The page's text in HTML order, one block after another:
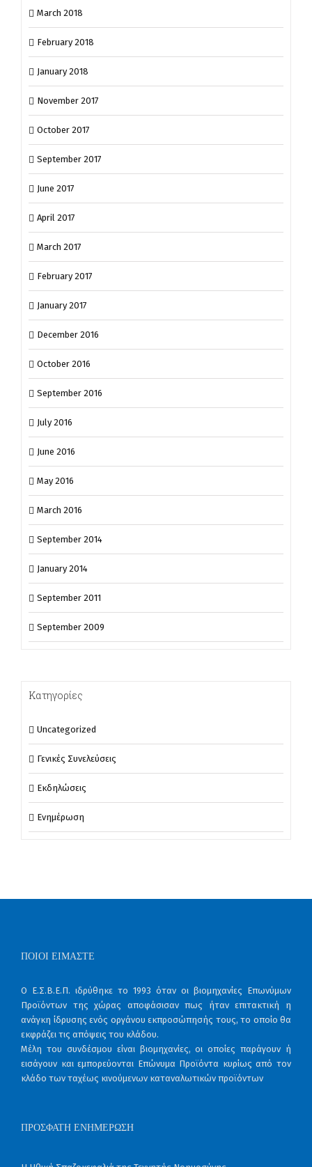
March 2018
February 2018
January 2018
November 2017
October 2017
September 2017
June 2017
April 2017
March 2017
February 2017
January 2017
December 2016
October 2016
September 2016
July 2016
June 2016
May 2016
March 2016
September 2014
January 2014
September 2011
September 2009
Κατηγορίες
Uncategorized
Γενικές Συνελεύσεις
Εκδηλώσεις
Ενημέρωση
ΠΟΙΟΙ ΕΊΜΑΣΤΕ
Ο Ε.Σ.Β.Ε.Π. ιδρύθηκε το 1993 όταν οι βιομηχανίες Επωνύμων
Προϊόντων της χώρας αποφάσισαν πως ήταν επιτακτική η
ανάγκη ίδρυσης ενός οργάνου εκπροσώπησής τους, το οποίο θα
εκφράζει τις απόψεις του κλάδου.
Μέλη του συνδέσμου είναι βιομηχανίες, οι οποίες παράγουν ή
εισάγουν και εμπορεύονται Επώνυμα Προϊόντα κυρίως από τον
κλάδο των ταχέως κινούμενων καταναλωτικών προϊόντων
ΠΡΌΣΦΑΤΗ ΕΝΗΜΈΡΩΣΗ